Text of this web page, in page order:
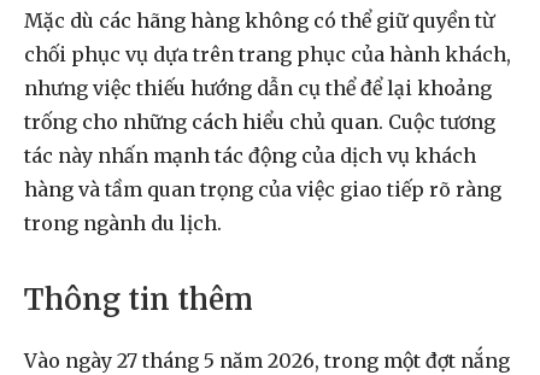
Mặc dù các hãng hàng không có thể giữ quyền từ
chối phục vụ dựa trên trang phục của hành khách,
nhưng việc thiếu hướng dẫn cụ thể để lại khoảng
trống cho những cách hiểu chủ quan. Cuộc tương
tác này nhấn mạnh tác động của dịch vụ khách
hàng và tầm quan trọng của việc giao tiếp rõ ràng
trong ngành du lịch.
Thông tin thêm
Vào ngày 27 tháng 5 năm 2026, trong một đợt nắng